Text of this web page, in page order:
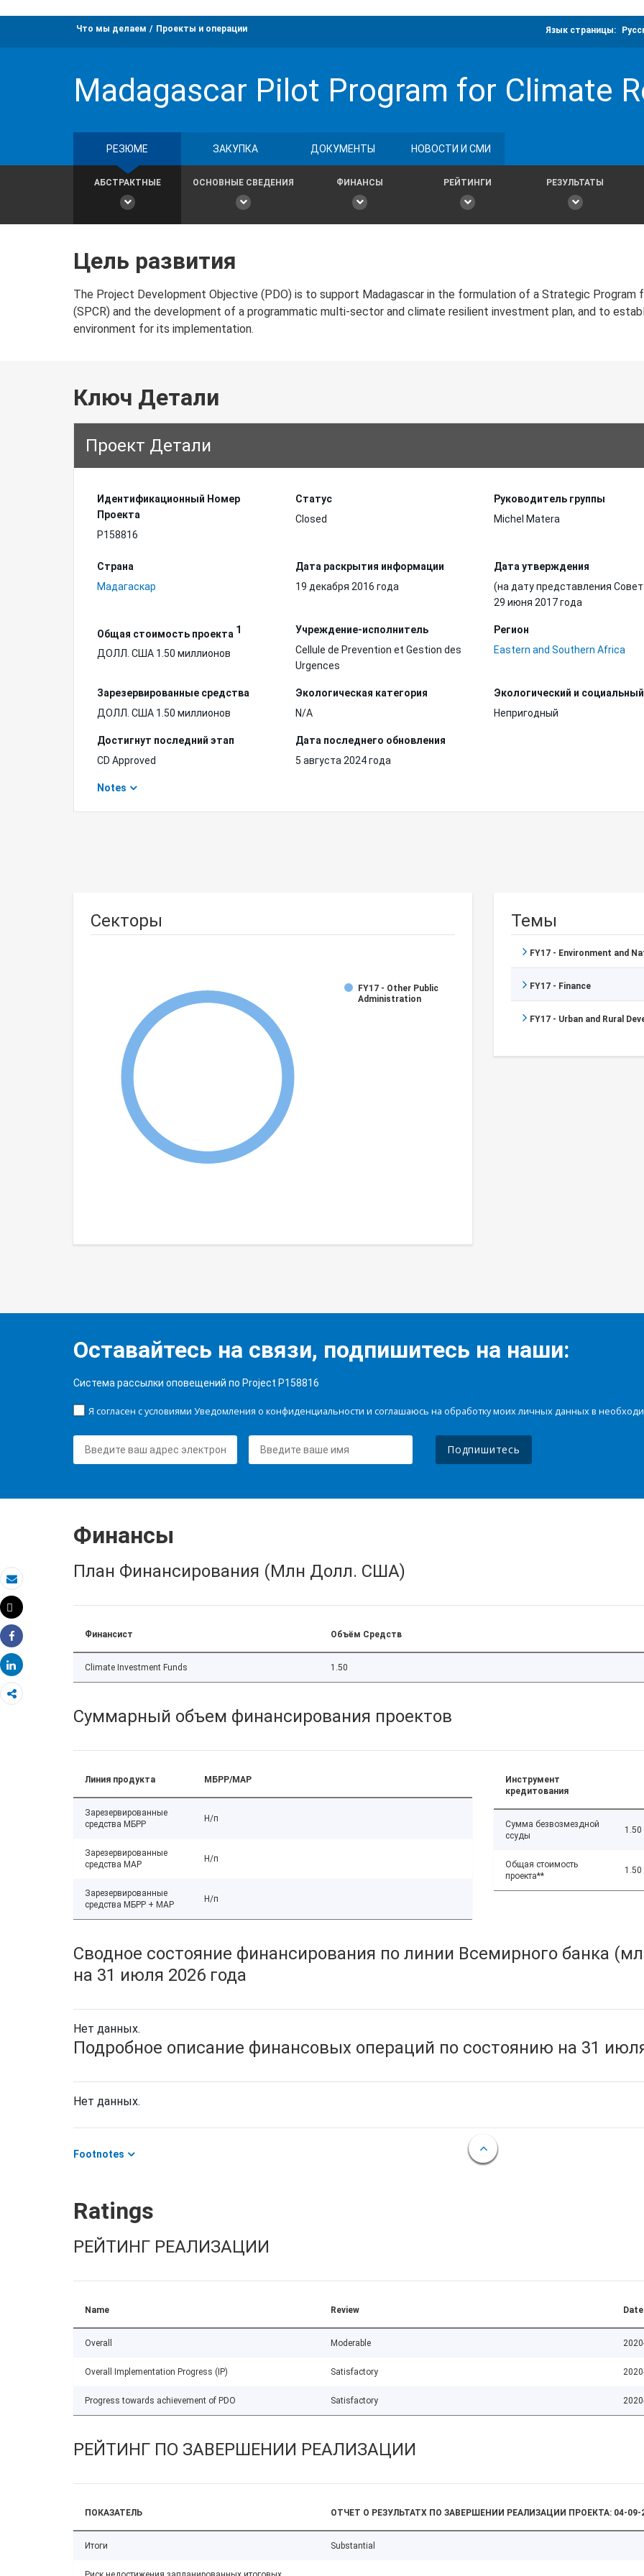
Электронная почта
Распечатать
Tweet
Share
Share
Что мы делаем Проекты и операции Язык страницы:
Madagascar Pilot Program for Climate
РЕЗЮМЕ ЗАКУПКА ДОКУМЕНТЫ НОВОСТИ И СМИ
АБСТРАКТНЫЕ ОСНОВНЫЕ СВЕДЕНИЯ ФИНАНСЫ РЕЙТИНГИ РЕЗУЛЬТАТЫ
Цель развития
The Project Development Objective (PDO) is to support Madagascar in the formulation of a Strategic Program
(SPCR) and the development of a programmatic multi-sector and climate resilient investment plan, and to
environment for its implementation.
Ключ Детали
Проект Детали
Идентификационный Hомер
Проекта
P158816
Статус
Closed
Руководитель группы
Michel Matera
Страна
Мадагаскар
Дата раскрытия информации
19 декабря 2016 года
Дата утверждения
(на дату представления
29 июня 2017 года
Общая стоимость проекта 1
ДОЛЛ. США 1.50 миллионов
Учреждение-исполнитель
Cellule de Prevention et Gestion des
Urgences
Регион
Eastern and Southern Africa
Зарезервированные средства
ДОЛЛ. США 1.50 миллионов
Экологическая категория
N/A
Экологический и
Непригодный
Достигнут последний этап
CD Approved
Дата последнего обновления
5 августа 2024 года
Notes
Секторы
FY17 - Other Public
Administration
Темы
FY17 - Environment and
FY17 - Finance
FY17 - Urban and Rural
Оставайтесь на связи, подпишитесь на наши:
Система рассылки оповещений по Project P158816
Я согласен с условиями Уведомления о конфиденциальности и соглашаюсь на обработку моих личных данных в
Подпишитесь
Финансы
План Финансирования (Млн Долл. США)
Финансист Объём Средств
Climate Investment Funds 1.50
Суммарный объем финансирования проектов
Линия продукта МБРР/МАР
Зарезервированные
средства МБРР
Н/п
Зарезервированные
средства МАР
Н/п
Зарезервированные
средства МБРР + МАР
Н/п
Инструмент
кредитования
Сумма безвозмездной
ссуды
1.50
Общая стоимость
проекта**
1.50
Сводное состояние финансирования по линии Всемирного банка
на 31 июля 2026 года
Нет данных.
Подробное описание финансовых операций по состоянию на 31
Нет данных.
Footnotes
Ratings
РЕЙТИНГ РЕАЛИЗАЦИИ
Name Review Date
Overall Moderable
Overall Implementation Progress (IP) Satisfactory
Progress towards achievement of PDO Satisfactory
РЕЙТИНГ ПО ЗАВЕРШЕНИИ РЕАЛИЗАЦИИ
ПОКАЗАТЕЛЬ ОТЧЕТ О РЕЗУЛЬТАТХ ПО ЗАВЕРШЕНИИ РЕАЛИЗАЦИИ ПРОЕКТА: 04-09-
Итоги Substantial